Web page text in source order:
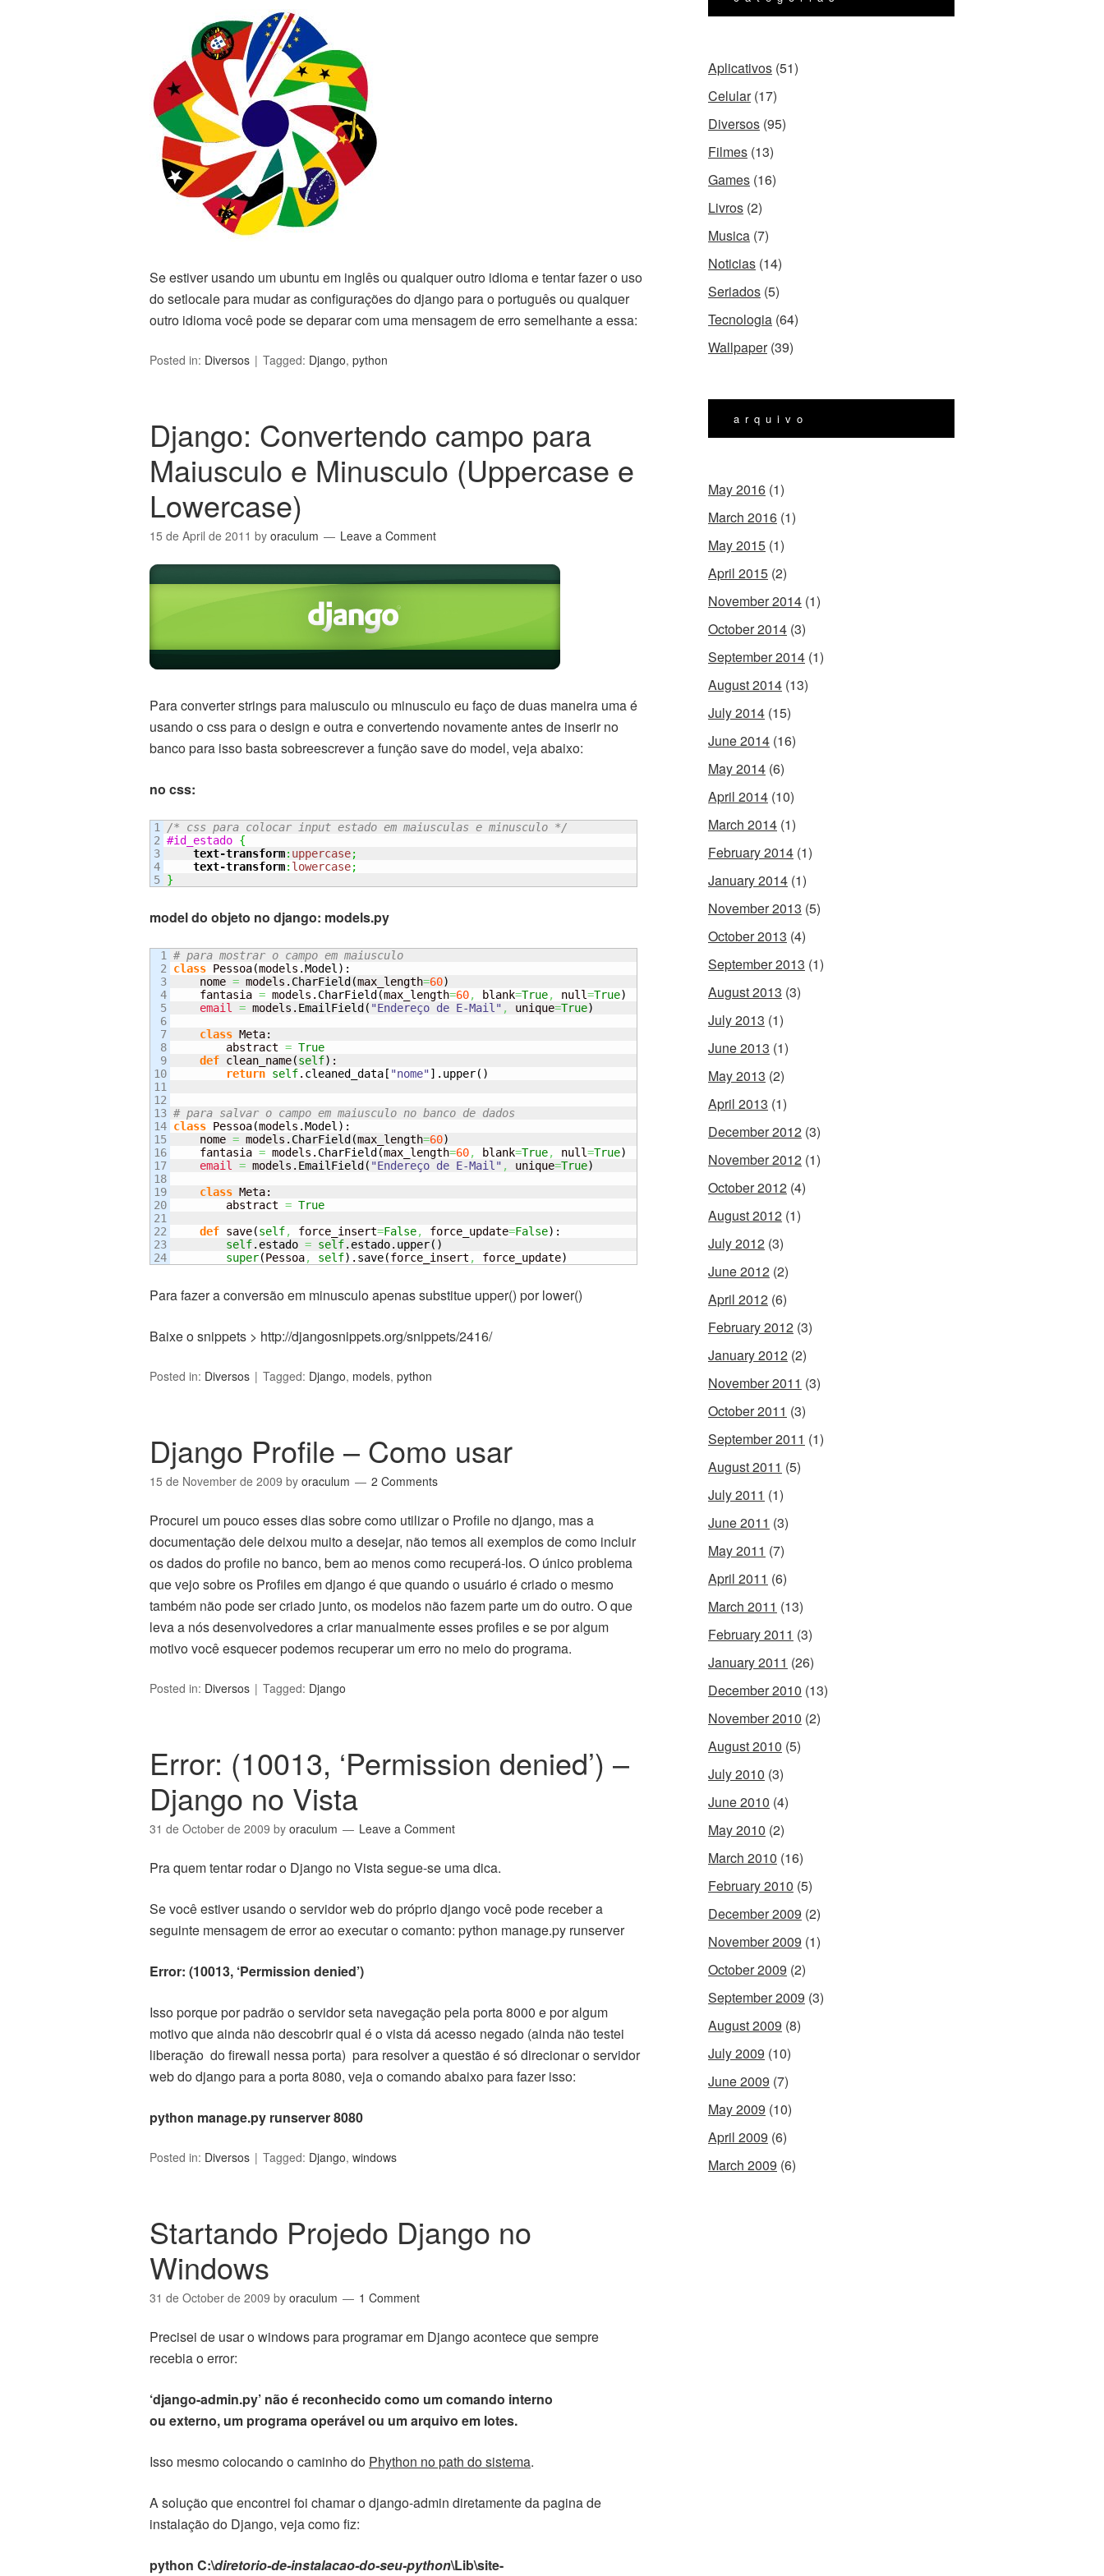
Se estiver usando um ubuntu em inglês ou qualquer outro idioma e tentar fazer o uso
do setlocale para mudar as configurações do django para o português ou qualquer
outro idioma você pode se deparar com uma mensagem de erro semelhante a essa:
Posted in: Diversos Tagged: Django, python
Django: Convertendo campo para
Maiusculo e Minusculo (Uppercase e
Lowercase)
15 de April de 2011 by oraculum Leave a Comment
Para converter strings para maiusculo ou minusculo eu faço de duas maneira uma é
usando o css para o design e outra e convertendo novamente antes de inserir no
banco para isso basta sobreescrever a função save do model, veja abaixo:
no css:
1
2
3
4
/* css para colocar input estado em maiusculas e minusculo */
#id_estado {
text-transform: uppercase;
text-transform: lowercase;
}
model do objeto no django: models.py
1
2
3
4
5
6
7
8
9
10
11
12
13
14
15
16
17
18
19
20
21
22
23
# para mostrar o campo em maiusculo
class Pessoa(models.Model ) :
    nome
= models. CharField (max_length=60)
    fantasia
= models. CharField (max_length=60, blank=True, null=True)
email
= models. EmailField ( "Endereço de E-Mail" , unique=True)
class Meta:
        abstract
= True
def clean_name(self) :
return self. cleaned_data [ "nome"] . upper( )
# para salvar o campo em maiusculo no banco de dados
class Pessoa(models.Model ) :
    nome
= models. CharField (max_length=60)
    fantasia
= models. CharField (max_length=60, blank=True, null=True)
email
= models. EmailField ( "Endereço de E-Mail" , unique=True)
class Meta:
        abstract
= True
def save(self, force_insert=False, force_update=False) :
self. estado = self. estado. upper( )
super(Pessoa, self) . save(force_insert , force_update)
Para fazer a conversão em minusculo apenas substitue upper() por lower()
Baixe o snippets > http://djangosnippets.org/snippets/2416/
Posted in: Diversos Tagged: Django, models, python
Django Profile – Como usar
15 de November de 2009 by oraculum 2 Comments
Procurei um pouco esses dias sobre como utilizar o Profile no django, mas a
documentação dele deixou muito a desejar, não temos ali exemplos de como incluir
os dados do profile no banco, bem ao menos como recuperá-los. O único problema
que vejo sobre os Profiles em django é que quando o usuário é criado o mesmo
também não pode ser criado junto, os modelos não fazem parte um do outro. O que
leva a nós desenvolvedores a criar manualmente esses profiles e se por algum
motivo você esquecer podemos recuperar um erro no meio do programa.
Posted in: Diversos Tagged: Django
Error: (10013, ‘Permission denied’) –
Django no Vista
31 de October de 2009 by oraculum Leave a Comment
Pra quem tentar rodar o Django no Vista segue-se uma dica.
Se você estiver usando o servidor web do próprio django você pode receber a
seguinte mensagem de error ao executar o comanto: python manage.py runserver
Error: (10013, ‘Permission denied’)
Isso porque por padrão o servidor seta navegação pela porta 8000 e por algum
motivo que ainda não descobrir qual é o vista dá acesso negado (ainda não testei
liberação do firewall nessa porta) para resolver a questão é só direcionar o servidor
web do django para a porta 8080, veja o comando abaixo para fazer isso:
python manage.py runserver 8080
Posted in: Diversos Tagged: Django, windows
Startando Projedo Django no
Windows
31 de October de 2009 by oraculum 1 Comment
Precisei de usar o windows para programar em Django acontece que sempre
recebia o error:
‘django-admin.py’ não é reconhecido como um comando interno
ou externo, um programa operável ou um arquivo em lotes.
Isso mesmo colocando o caminho do Phython no path do sistema.
A solução que encontrei foi chamar o django-admin diretamente da pagina de
instalação do Django, veja como fiz:
python C:\diretorio-de-instalacao-do-seu-python\Lib\site-
Aplicativos (51)
Celular(17)
Diversos (95)
Filmes (13)
Games (16)
Livros (2)
Musica (7)
Noticias (14)
Seriados (5)
Tecnologia (64)
Wallpaper(39)
arquivo
May 2016 (1)
March 2016 (1)
May 2015 (1)
April 2015 (2)
November 2014 (1)
October 2014 (3)
September 2014 (1)
August 2014 (13)
July 2014 (15)
June 2014 (16)
May 2014 (6)
April 2014 (10)
March 2014 (1)
February 2014 (1)
January 2014 (1)
November 2013 (5)
October 2013 (4)
September 2013 (1)
August 2013 (3)
July 2013 (1)
June 2013 (1)
May 2013 (2)
April 2013 (1)
December 2012 (3)
November 2012 (1)
October 2012 (4)
August 2012 (1)
July 2012 (3)
June 2012 (2)
April 2012 (6)
February 2012 (3)
January 2012 (2)
November 2011 (3)
October 2011 (3)
September 2011 (1)
August 2011 (5)
July 2011 (1)
June 2011 (3)
May 2011 (7)
April 2011 (6)
March 2011 (13)
February 2011 (3)
January 2011 (26)
December 2010 (13)
November 2010 (2)
August 2010 (5)
July 2010 (3)
June 2010 (4)
May 2010 (2)
March 2010 (16)
February 2010 (5)
December 2009 (2)
November 2009 (1)
October 2009 (2)
September 2009 (3)
August 2009 (8)
July 2009 (10)
June 2009 (7)
May 2009 (10)
April 2009 (6)
March 2009 (6)